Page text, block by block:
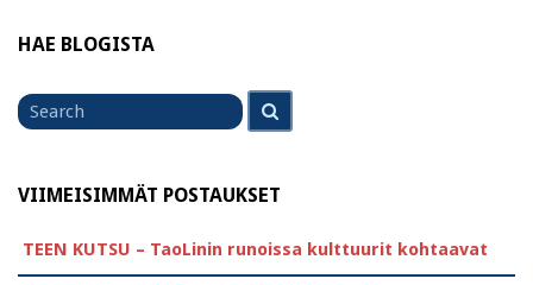
HAE BLOGISTA
Search
for
VIIMEISIMMÄT POSTAUKSET
TEEN KUTSU – TaoLinin runoissa kulttuurit kohtaavat